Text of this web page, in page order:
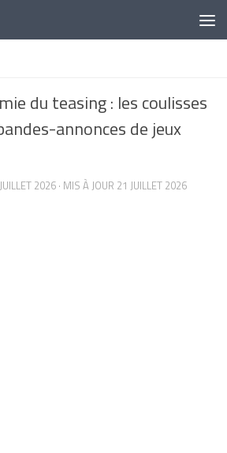
du teasing : les coulisses
annonces de jeux
2026 · MIS À JOUR 21 JUILLET 2026